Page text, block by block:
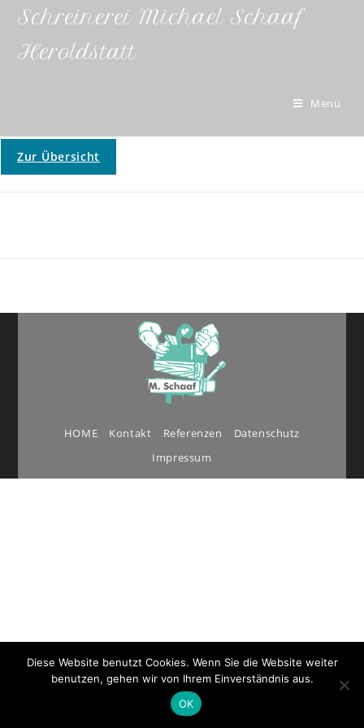
Schreinerei Michael Schaaf
Heroldstatt
Menü
Zur Übersicht
HOME Kontakt Referenzen
Datenschutz
Impressum
Diese Website benutzt Cookies. Wenn Sie die Website weiter
benutzen, gehen wir von Ihrem Einverständnis aus.
OK